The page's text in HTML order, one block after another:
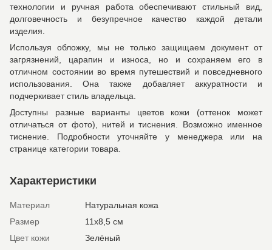
технологии и ручная работа обеспечивают стильный вид,
долговечность и безупречное качество каждой детали
изделия.
Используя обложку, мы не только защищаем документ от
загрязнений, царапин и износа, но и сохраняем его в
отличном состоянии во время путешествий и повседневного
использования. Она также добавляет аккуратности и
подчеркивает стиль владельца.
Доступны разные варианты цветов кожи (оттенок может
отличаться от фото), нитей и тиснения. Возможно именное
тиснение. Подробности уточняйте у менеджера или на
странице категории товара.
Характеристики
Материал
Натуральная кожа
Размер
11х8,5 см
Цвет кожи
Зелёный